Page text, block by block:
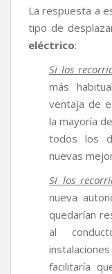
La respuesta a
tipo de
eléctrico:
Si los
más
ventaja de
la mayoría
todos los
nuevas
Si los
nueva
quedarían
al
facilitaría